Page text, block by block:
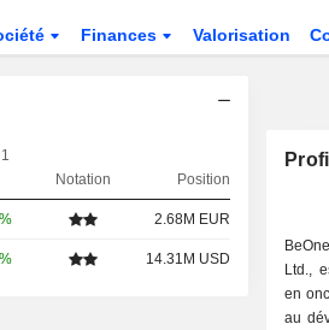
Finances Valorisation
Notation Position
2.68M EUR
14.31M USD
Ltd.,
en
au